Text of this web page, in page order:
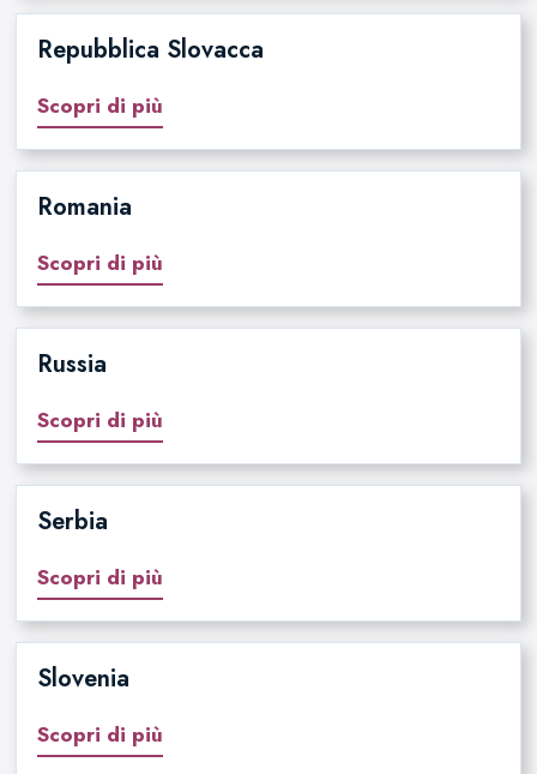
Repubblica Slovacca
Scopri di più
Romania
Scopri di più
Russia
Scopri di più
Serbia
Scopri di più
Slovenia
Scopri di più